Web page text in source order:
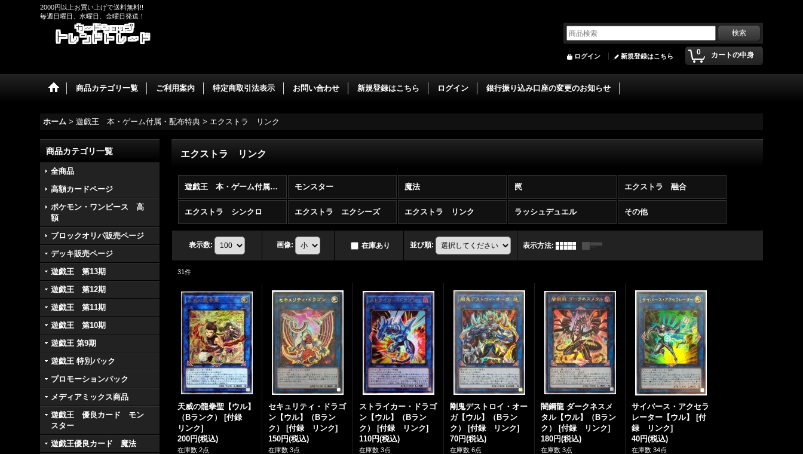
2000円以上お買い上げで送料無料!!
毎週日曜日、水曜日、金曜日発送！
0 カートの中身
ログイン 新規登録はこちら
商品カテゴリ一覧 ご利用案内 特定商取引法表示 お問い合わせ 新規登録はこちら ログイン 銀行振り込み口座の変更のお知らせ
ホーム > 遊戯王 本・ゲーム付属・配布特典 > エクストラ リンク
商品カテゴリ一覧
全商品
高額カードページ
ポケモン・ワンピース 高
額
ブロックオリパ販売ページ
デッキ販売ページ
遊戯王 第13期
遊戯王 第12期
遊戯王 第11期
遊戯王 第10期
遊戯王 第9期
遊戯王 特別パック
プロモーションパック
メディアミックス商品
遊戯王 優良カード モン
スター
遊戯王優良カード 魔法
エクストラ リンク
遊戯王 本・ゲーム付属・配布特典 (全商品) モンスター 魔法 罠 エクストラ 融合
エクストラ シンクロ エクストラ エクシーズ エクストラ リンク ラッシュデュエル その他
表示数: 画像: 在庫あり 並び順: 表示方法:
31件
天威の龍拳聖【ウル】
（Bランク）
[付録
リンク]
200円(税込)
在庫数 2点
セキュリティ・ドラゴ
ン【ウル】（Bラン
ク）
[付録 リンク]
150円(税込)
在庫数 3点
ストライカー・ドラゴ
ン【ウル】（Bラン
ク）
[付録 リンク]
110円(税込)
在庫数 3点
剛鬼デストロイ・オー
ガ【ウル】（Bラン
ク）
[付録 リンク]
70円(税込)
在庫数 6点
闇鋼龍 ダークネスメ
タル【ウル】（Bラン
ク）
[付録 リンク]
180円(税込)
在庫数 3点
サイバース・アクセラ
レーター【ウル】
[付
録 リンク]
40円(税込)
在庫数 34点